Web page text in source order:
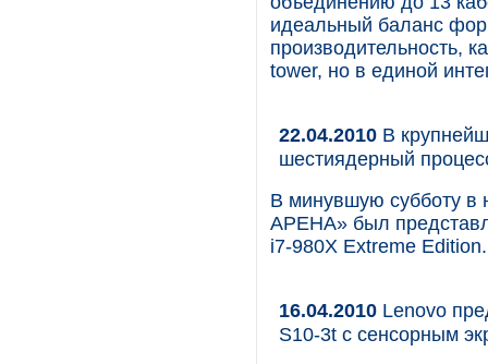
идеальный баланс
производительность,
tower, но в единой
22.04.2010 В
шестиядерный
В минувшую субботу в
АРЕНА» был
i7-980X Extreme Edition.
16.04.2010 Lenovo
S10-3t с сенсорным